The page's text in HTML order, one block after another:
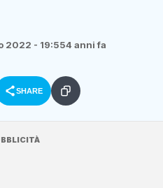
2022 - 19:554 anni fa
SHARE